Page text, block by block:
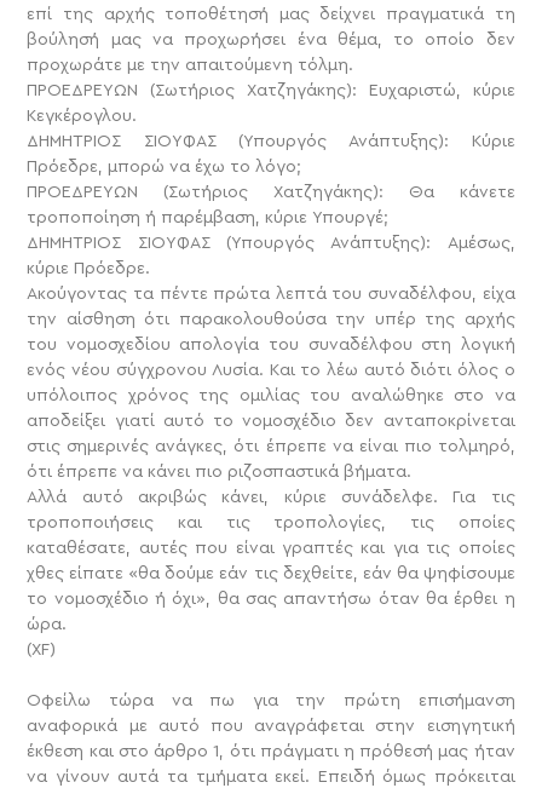
επί της αρχής τοποθέτησή μας δείχνει πραγματικά τη
βούλησή μας να προχωρήσει ένα θέμα, το οποίο δεν
προχωράτε με την απαιτούμενη τόλμη.
ΠΡΟΕΔΡΕΥΩΝ (Σωτήριος Χατζηγάκης): Ευχαριστώ, κύριε
Κεγκέρογλου.
ΔΗΜΗΤΡΙΟΣ ΣΙΟΥΦΑΣ (Υπουργός Ανάπτυξης): Κύριε
Πρόεδρε, μπορώ να έχω το λόγο;
ΠΡΟΕΔΡΕΥΩΝ (Σωτήριος Χατζηγάκης): Θα κάνετε
τροποποίηση ή παρέμβαση, κύριε Υπουργέ;
ΔΗΜΗΤΡΙΟΣ ΣΙΟΥΦΑΣ (Υπουργός Ανάπτυξης): Αμέσως,
κύριε Πρόεδρε.
Ακούγοντας τα πέντε πρώτα λεπτά του συναδέλφου, είχα
την αίσθηση ότι παρακολουθούσα την υπέρ της αρχής
του νομοσχεδίου απολογία του συναδέλφου στη λογική
ενός νέου σύγχρονου Λυσία. Και το λέω αυτό διότι όλος ο
υπόλοιπος χρόνος της ομιλίας του αναλώθηκε στο να
αποδείξει γιατί αυτό το νομοσχέδιο δεν ανταποκρίνεται
στις σημερινές ανάγκες, ότι έπρεπε να είναι πιο τολμηρό,
ότι έπρεπε να κάνει πιο ριζοσπαστικά βήματα.
Αλλά αυτό ακριβώς κάνει, κύριε συνάδελφε. Για τις
τροποποιήσεις και τις τροπολογίες, τις οποίες
καταθέσατε, αυτές που είναι γραπτές και για τις οποίες
χθες είπατε «θα δούμε εάν τις δεχθείτε, εάν θα ψηφίσουμε
το νομοσχέδιο ή όχι», θα σας απαντήσω όταν θα έρθει η
ώρα.
(XF)
Οφείλω τώρα να πω για την πρώτη επισήμανση
αναφορικά με αυτό που αναγράφεται στην εισηγητική
έκθεση και στο άρθρο 1, ότι πράγματι η πρόθεσή μας ήταν
να γίνουν αυτά τα τμήματα εκεί. Επειδή όμως πρόκειται